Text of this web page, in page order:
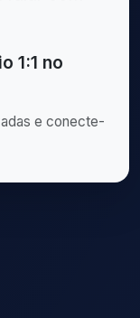
1:1 no
e conecte-